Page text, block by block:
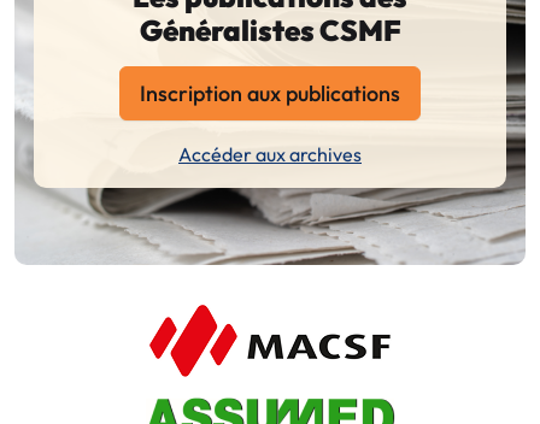
Généralistes CSMF
Inscription aux publications
Accéder aux archives